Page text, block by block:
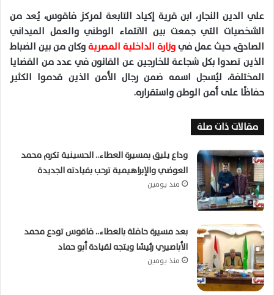
علي الدين النجار، ابن قرية إكياد التابعة لمركز فاقوس، يُعد من
الشخصيات التي جمعت بين الانتماء الوطني والعمل الميداني
الصادق، حيث عمل فيوزارة الداخلية المصريةوكان من بين الضباط
الذين تصدوا بكل شجاعة للخارجين عن القانون في عدد من القضايا
المختلفة، ليُسجل اسمه ضمن رجال الأمن الذين قدموا الكثير
حفاظًا على أمن الوطن واستقراره.
مقالات ذات صلة
وداع يليق بمسيرة العطاء.. الحسينية تكرم محمد
العوضي والإبراهيمية ترحب بقيادته الجديدة
منذ يومين
بعد مسيرة حافلة بالعطاء.. فاقوس تودع محمد
الأباصيري رئيسًا ويتجه لقيادة أبو حماد
منذ يومين